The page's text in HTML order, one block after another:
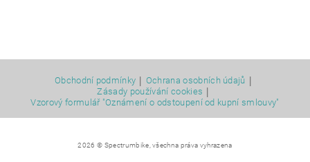
Obchodní podmínky | Ochrana osobních údajů |
Zásady používání cookies |
Vzorový formulář "Oznámení o odstoupení od kupní smlouvy"
2026 © Spectrumbike, všechna práva vyhrazena